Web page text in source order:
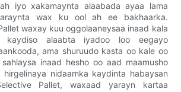
iyo xakamaynta alaabada ayaa lama
wax ku ool ah ee bakhaarka.
waxay kuu oggolaaneysaa inaad kala
alaabta iyadoo loo eegayo
ama shuruudo kasta oo kale oo
inaad hesho oo aad maamusho
nidaamka kaydinta habaysan
Pallet, waxaad yarayn kartaa